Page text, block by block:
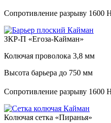
Сопротивление разрыву 1600
ЗКР-П «Егоза-Кайман»
Колючая проволока 3,8 мм
Высота барьера до 750 мм
Сопротивление разрыву 1600
Колючая сетка «Пиранья»